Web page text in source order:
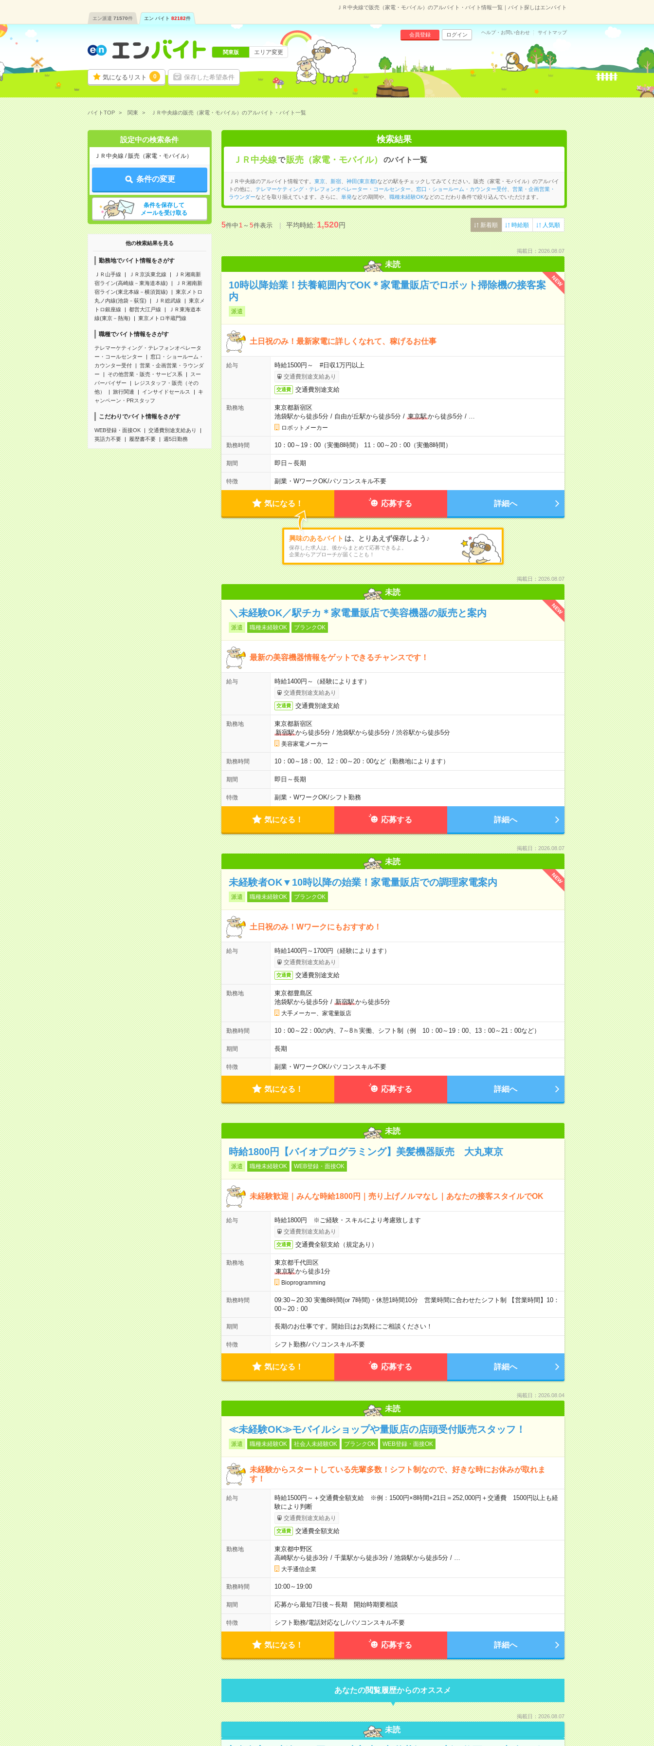
ＪＲ中央線で販売（家電・モバイル）のアルバイト・バイト情報一覧｜バイト探しはエンバイト
エン派遣 71570件 エン バイト 82182件
気になるリスト 0 保存した希望条件
会員登録 ログイン ヘルプ・お問い合わせ サイトマップ
関東版 エリア変更
バイトTOP 関東 ＪＲ中央線の販売（家電・モバイル）のアルバイト・バイト一覧
設定中の検索条件
ＪＲ中央線 / 販売（家電・モバイル）
条件の変更
条件を保存して
メールを受け取る
他の検索結果を見る
勤務地でバイト情報をさがす
ＪＲ山手線 ＪＲ京浜東北線
ＪＲ湘南新
宿ライン(高崎線－東海道本線)
ＪＲ湘南新
宿ライン(東北本線－横須賀線)
東京メトロ
丸ノ内線(池袋－荻窪)
ＪＲ総武線
東京メ
トロ銀座線
都営大江戸線
ＪＲ東海道本
線(東京－熱海)
東京メトロ半蔵門線
職種でバイト情報をさがす
テレマーケティング・テレフォンオペレータ
ー・コールセンター
窓口・ショールーム・
カウンター受付
営業・企画営業・ラウンダ
ー
その他営業・販売・サービス系
スー
パーバイザー
レジスタッフ・販売（その
他）
旅行関連 インサイドセールス
キ
ャンペーン・PRスタッフ
こだわりでバイト情報をさがす
WEB登録・面接OK
交通費別途支給あり
英語力不要
履歴書不要 週5日勤務
検索結果
ＪＲ中央線で 販売（家電・モバイル） のバイト一覧
ＪＲ中央線のアルバイト情報です。 東京、 新宿、 神田(東京都)などの駅をチェックしてみてください。販売（家電・モバイル）のアルバイ
トの他に、 テレマーケティング・テレフォンオペレーター・コールセンター 窓口・ショールーム・カウンター受付、 営業・企画営業・
ラウンダーなどを取り揃えています。さらに、 単発などの期間や、 職種未経験OKなどのこだわり条件で絞り込んでいただけます。
5件中1～5件表示 平均時給:1,520円 新着順 時給順 人気順
掲載日：2026.08.07
未読
NEW
10時以降始業！扶養範囲内でOK＊家電量販店でロボット掃除機の接客案
内
派遣
土日祝のみ！最新家電に詳しくなれて、稼げるお仕事
給与 時給1500円～ #日収1万円以上
交通費別途支給あり
交通費 交通費別途支給
勤務地
東京都新宿区
池袋駅から徒歩5分/ 自由が丘駅から徒歩5分/ 東京駅から徒歩5分/
ロボットメーカー
勤務時間 10：00～19：00（実働8時間） 11：00～20：00（実働8時間）
期間 即日～長期
特徴 副業・WワークOK/パソコンスキル不要
気になる！ 応募する 詳細へ
興味のあるバイト は、とりあえず保存しよう♪
保存した求人は、後からまとめて応募できるよ。
企業からアプローチが届くことも！
掲載日：2026.08.07
未読
NEW
＼未経験OK／駅チカ＊家電量販店で美容機器の販売と案内
派遣 職種未経験OK ブランクOK
最新の美容機器情報をゲットできるチャンスです！
給与 時給1400円～（経験によります）
交通費別途支給あり
交通費 交通費別途支給
勤務地
東京都新宿区
新宿駅から徒歩5分/ 池袋駅から徒歩5分/ 渋谷駅から徒歩5分
美容家電メーカー
勤務時間 10：00～18：00、12：00～20：00など（勤務地によります）
期間 即日～長期
特徴 副業・WワークOK/シフト勤務
気になる！ 応募する 詳細へ
掲載日：2026.08.07
未読
NEW
未経験者OK▼10時以降の始業！家電量販店での調理家電案内
派遣 職種未経験OK ブランクOK
土日祝のみ！Wワークにもおすすめ！
給与 時給1400円～1700円（経験によります）
交通費別途支給あり
交通費 交通費別途支給
勤務地
東京都豊島区
池袋駅から徒歩5分/ 新宿駅から徒歩5分
大手メーカー、家電量販店
勤務時間 10：00～22：00の内、7～8ｈ実働、シフト制（例 10：00～19：00、13：00～21：00など）
期間 長期
特徴 副業・WワークOK/パソコンスキル不要
気になる！ 応募する 詳細へ
未読
時給1800円【バイオプログラミング】美髪機器販売 大丸東京
派遣 職種未経験OK WEB登録・面接OK
未経験歓迎｜みんな時給1800円｜売り上げノルマなし｜あなたの接客スタイルでOK
給与 時給1800円 ※ご経験・スキルにより考慮致します
交通費別途支給あり
交通費 交通費全額支給（規定あり）
勤務地
東京都千代田区
東京駅から徒歩1分
Bioprogramming
勤務時間
09:30～20:30 実働8時間(or 7時間)・休憩1時間10分 営業時間に合わせたシフト制 【営業時間】10：
00～20：00
期間 長期のお仕事です。開始日はお気軽にご相談ください！
特徴 シフト勤務/パソコンスキル不要
気になる！ 応募する 詳細へ
掲載日：2026.08.04
未読
≪未経験OK≫モバイルショップや量販店の店頭受付販売スタッフ！
派遣 職種未経験OK 社会人未経験OK ブランクOK WEB登録・面接OK
未経験からスタートしている先輩多数！シフト制なので、好きな時にお休みが取れま
す！
給与
時給1500円～＋交通費全額支給 ※例：1500円×8時間×21日＝252,000円＋交通費 1500円以上も経
験により判断
交通費別途支給あり
交通費 交通費全額支給
勤務地
東京都中野区
高崎駅から徒歩3分/ 千葉駅から徒歩3分/ 池袋駅から徒歩5分/
大手通信企業
勤務時間 10:00～19:00
期間 応募から最短7日後～長期 開始時期要相談
特徴 シフト勤務/電話対応なし/パソコンスキル不要
気になる！ 応募する 詳細へ
あなたの閲覧履歴からのオススメ
掲載日：2026.08.07
未読